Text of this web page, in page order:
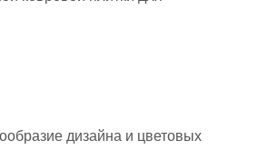
дизайна и цветовых